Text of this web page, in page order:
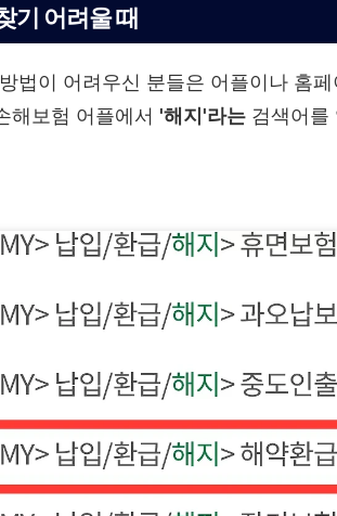
기 어려울 때
법이 어려우신 분들은 어플이나 홈
해보험 어플에서 '해지'라는 검색어를